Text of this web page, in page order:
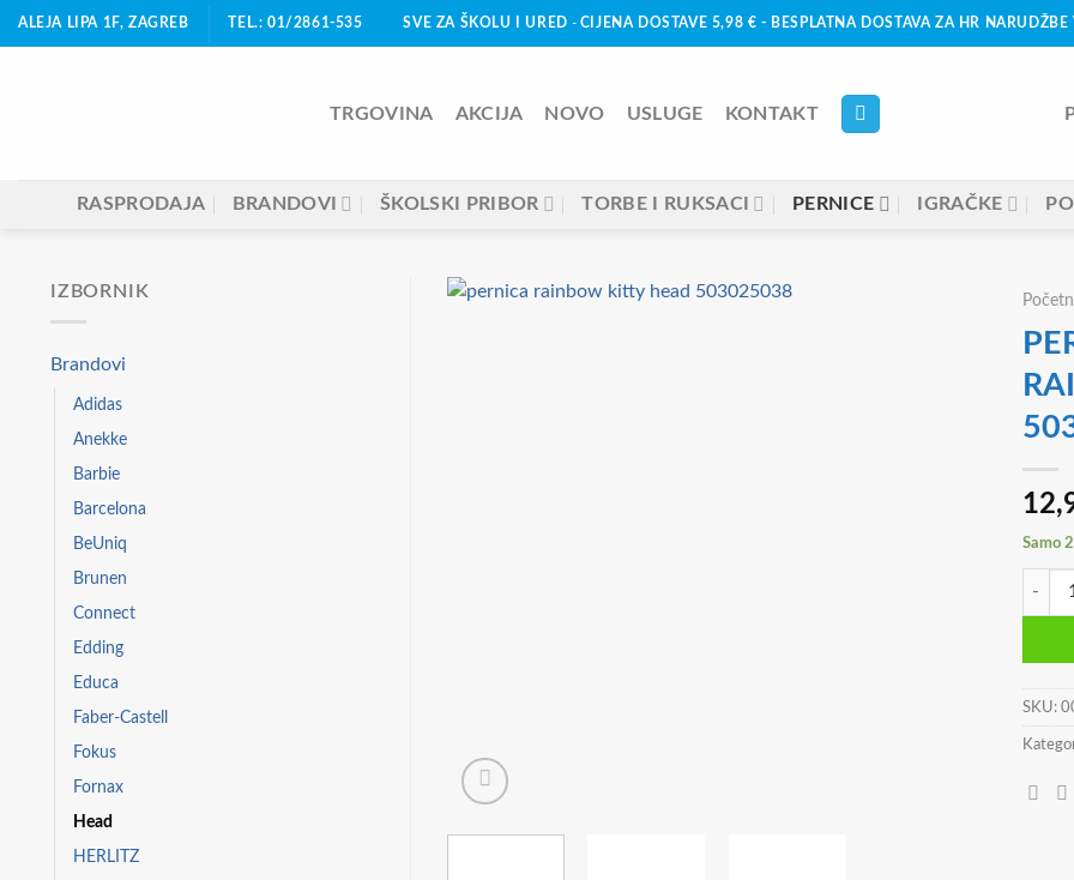
Skip
to
ALEJA LIPA 1F, ZAGREB TEL.: 01/2861-535 SVE ZA ŠKOLU I URED - CIJENA DOSTAVE 5,98 € - BESPLATNA DOSTAVA ZA HR
TRGOVINA AKCIJA NOVO USLUGE KONTAKT
RASPRODAJA BRANDOVI ŠKOLSKI PRIBOR TORBE I RUKSACI PERNICE IGRAČKE
IZBORNIK
Brandovi
Adidas
Anekke
Barbie
Barcelona
BeUniq
Brunen
Connect
Edding
Educa
Faber-Castell
Fokus
Fornax
Head
HERLITZ
Samo
SKU: